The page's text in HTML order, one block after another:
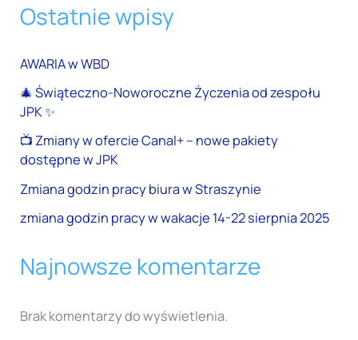
Ostatnie wpisy
AWARIA w WBD
🎄 Świąteczno-Noworoczne Życzenia od zespołu
JPK ✨
📺 Zmiany w ofercie Canal+ – nowe pakiety
dostępne w JPK
Zmiana godzin pracy biura w Straszynie
zmiana godzin pracy w wakacje 14-22 sierpnia 2025
Najnowsze komentarze
Brak komentarzy do wyświetlenia.